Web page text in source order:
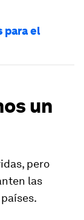
para el
un
pero
las